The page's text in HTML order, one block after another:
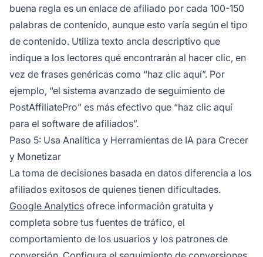
buena regla es un enlace de afiliado por cada 100-150
palabras de contenido, aunque esto varía según el tipo
de contenido. Utiliza texto ancla descriptivo que
indique a los lectores qué encontrarán al hacer clic, en
vez de frases genéricas como “haz clic aquí”. Por
ejemplo, “el sistema avanzado de seguimiento de
PostAffiliatePro” es más efectivo que “haz clic aquí
para el software de afiliados”.
Paso 5: Usa Analítica y Herramientas de IA para Crecer
y Monetizar
La toma de decisiones basada en datos diferencia a los
afiliados exitosos de quienes tienen dificultades.
Google Analytics ofrece información gratuita y
completa sobre tus fuentes de tráfico, el
comportamiento de los usuarios y los patrones de